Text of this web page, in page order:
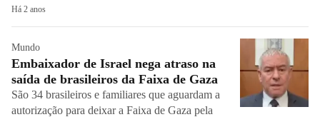
Há 2 anos
Mundo
Embaixador de Israel nega atraso na
saída de brasileiros da Faixa de Gaza
São 34 brasileiros e familiares que aguardam a
autorização para deixar a Faixa de Gaza pela